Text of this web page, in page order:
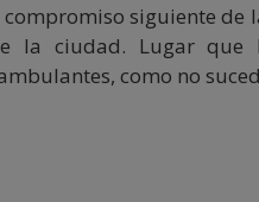
siguiente de
la ciudad. Lugar que
como no